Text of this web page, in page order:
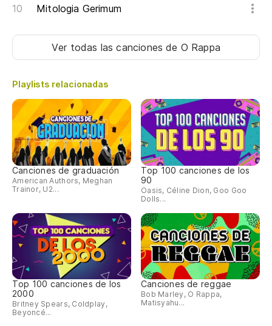
Mitologia Gerimum
Ver todas las cancionesde O Rappa
Playlists relacionadas
Canciones de graduación
American Authors, Meghan
Trainor, U2...
Top 100 canciones de los
90
Oasis, Céline Dion, Goo Goo
Dolls...
Top 100 canciones de los
2000
Britney Spears, Coldplay,
Beyoncé...
Canciones de reggae
Bob Marley, O Rappa,
Matisyahu...